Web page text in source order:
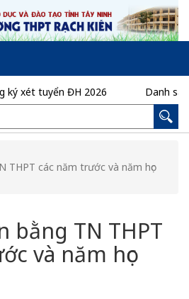
xét tuyển ĐH 2026 Danh
THPT các năm trước và năm học
bằng TN THPT
và năm học